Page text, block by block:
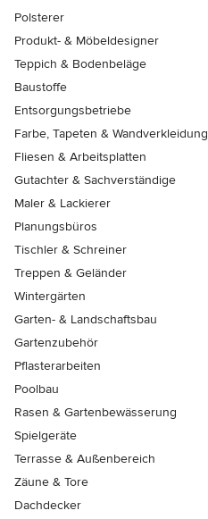
Polsterer
Produkt- & Möbeldesigner
Teppich & Bodenbeläge
Baustoffe
Entsorgungsbetriebe
Farbe, Tapeten & Wandverkleidung
Fliesen & Arbeitsplatten
Gutachter & Sachverständige
Maler & Lackierer
Planungsbüros
Tischler & Schreiner
Treppen & Geländer
Wintergärten
Garten- & Landschaftsbau
Gartenzubehör
Pflasterarbeiten
Poolbau
Rasen & Gartenbewässerung
Spielgeräte
Terrasse & Außenbereich
Zäune & Tore
Dachdecker